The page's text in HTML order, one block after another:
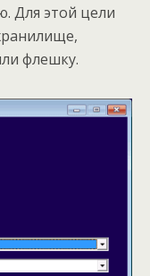
Для этой цели
флешку.